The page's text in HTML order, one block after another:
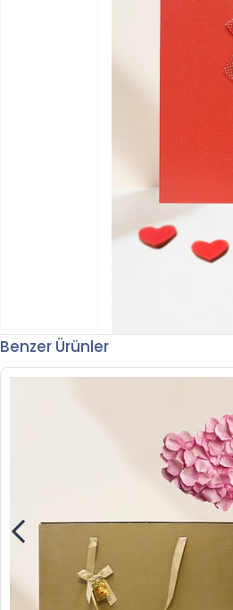
Benzer Ürünler